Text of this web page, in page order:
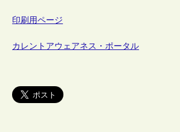
印刷用ページ
カレントアウェアネス・ポータル